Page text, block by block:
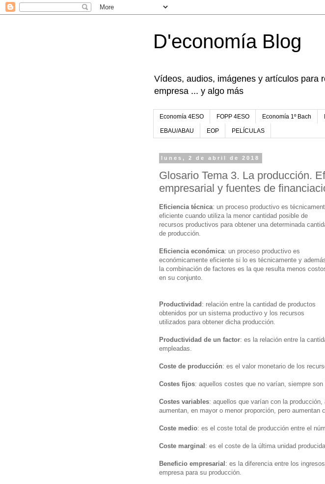
D'economía Blog
Vídeos, audios, imágenes y artículos para
empresa ... y algo más
Economía 4ESO FOPP 4ESO Economía 1º Bach
EBAU/ABAU EOP PELÍCULAS
lunes, 2 de abril de 2018
Glosario Tema 3. La producción.
empresarial y fuentes de
Eficiencia técnica: un proceso productivo es
eficiente cuando utiliza la menor cantidad posible de
recursos productivos para obtener una determinada
de producción.
Eficiencia económica: un proceso productivo es
económicamente eficiente si lo es técnicamente y
la combinación de factores es la que resulta menos
en su conjunto.
Productividad : relación entre la cantidad de productos
obtenidos por un sistema productivo y los recursos
utilizados para obtener dicha producción.
Productividad de un factor: es la relación entre la
empleadas.
Coste de producción: es el valor monetario de los
Costes fijos: aquellos costes que no varían, siempre
Costes variables: aquellos que varían con la
aumentan, en mayor o menor proporción, pero aumentan
Coste medio: es el coste total de producción entre el
Coste marginal : es el coste de la última unidad
Beneficio empresarial : es la diferencia entre los
empresa para su producción.